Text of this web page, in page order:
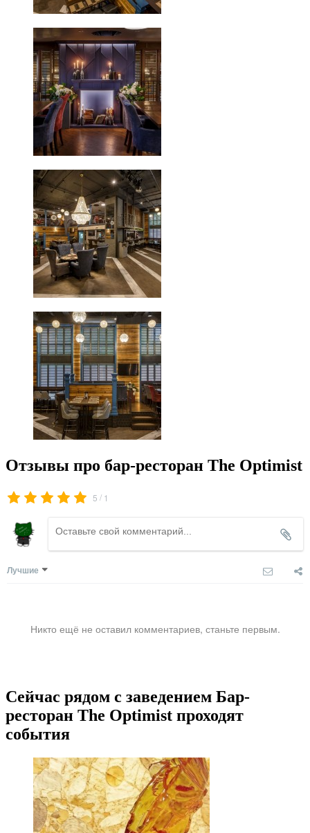
Отзывы про бар-ресторан The Optimist
5 / 1
Лучшие
Никто ещё не оставил комментариев, станьте первым.
Сейчас рядом с заведением Бар-
ресторан The Optimist проходят
события